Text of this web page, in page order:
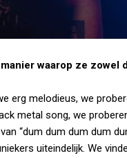
waarop ze zowel
erg melodieus, we
metal song, we
“dum dum dum dum
uiteindelijk. We